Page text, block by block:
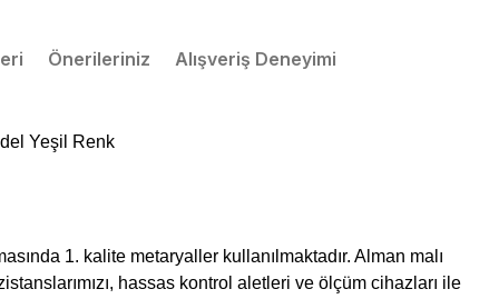
Önerileriniz Alışveriş Deneyimi
Yeşil Renk
1. kalite metaryaller kullanılmaktadır. Alman malı
hassas kontrol aletleri ve ölçüm cihazları ile